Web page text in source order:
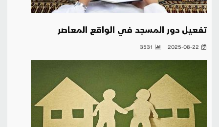
تفعيل دور المسجد في الواقع المعاصر
2025-08-22
3531